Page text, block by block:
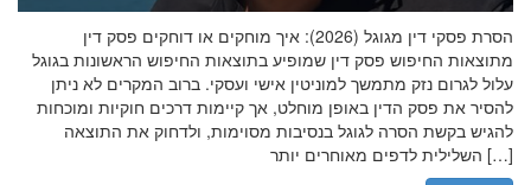
הסרת פסקי דין מגוגל (2026): איך מוחקים או דוחקים פסק דין
מתוצאות החיפוש פסק דין שמופיע בתוצאות החיפוש הראשונות בגוגל
עלול לגרום נזק מתמשך למוניטין אישי ועסקי. ברוב המקרים לא ניתן
להסיר את פסק הדין באופן מוחלט, אך קיימות דרכים חוקיות ומוכחות
להגיש בקשת הסרה לגוגל בנסיבות מסוימות, ולדחוק את התוצאה
השלילית לדפים מאוחרים יותר […]